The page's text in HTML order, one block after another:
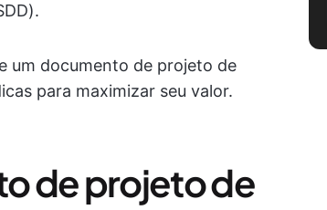
um documento de projeto de
para maximizar seu valor.
de projeto de